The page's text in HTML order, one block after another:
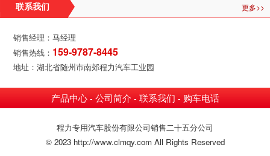
联系我们 更多>>
销售经理：马经理
销售热线： 159-9787-8445
地址：湖北省随州市南郊程力汽车工业园
产品中心- 公司简介 - 联系我们 - 购车电话
程力专用汽车股份有限公司销售二十五分公司
© 2023 http://www.clmqy.com All Rights Reserved